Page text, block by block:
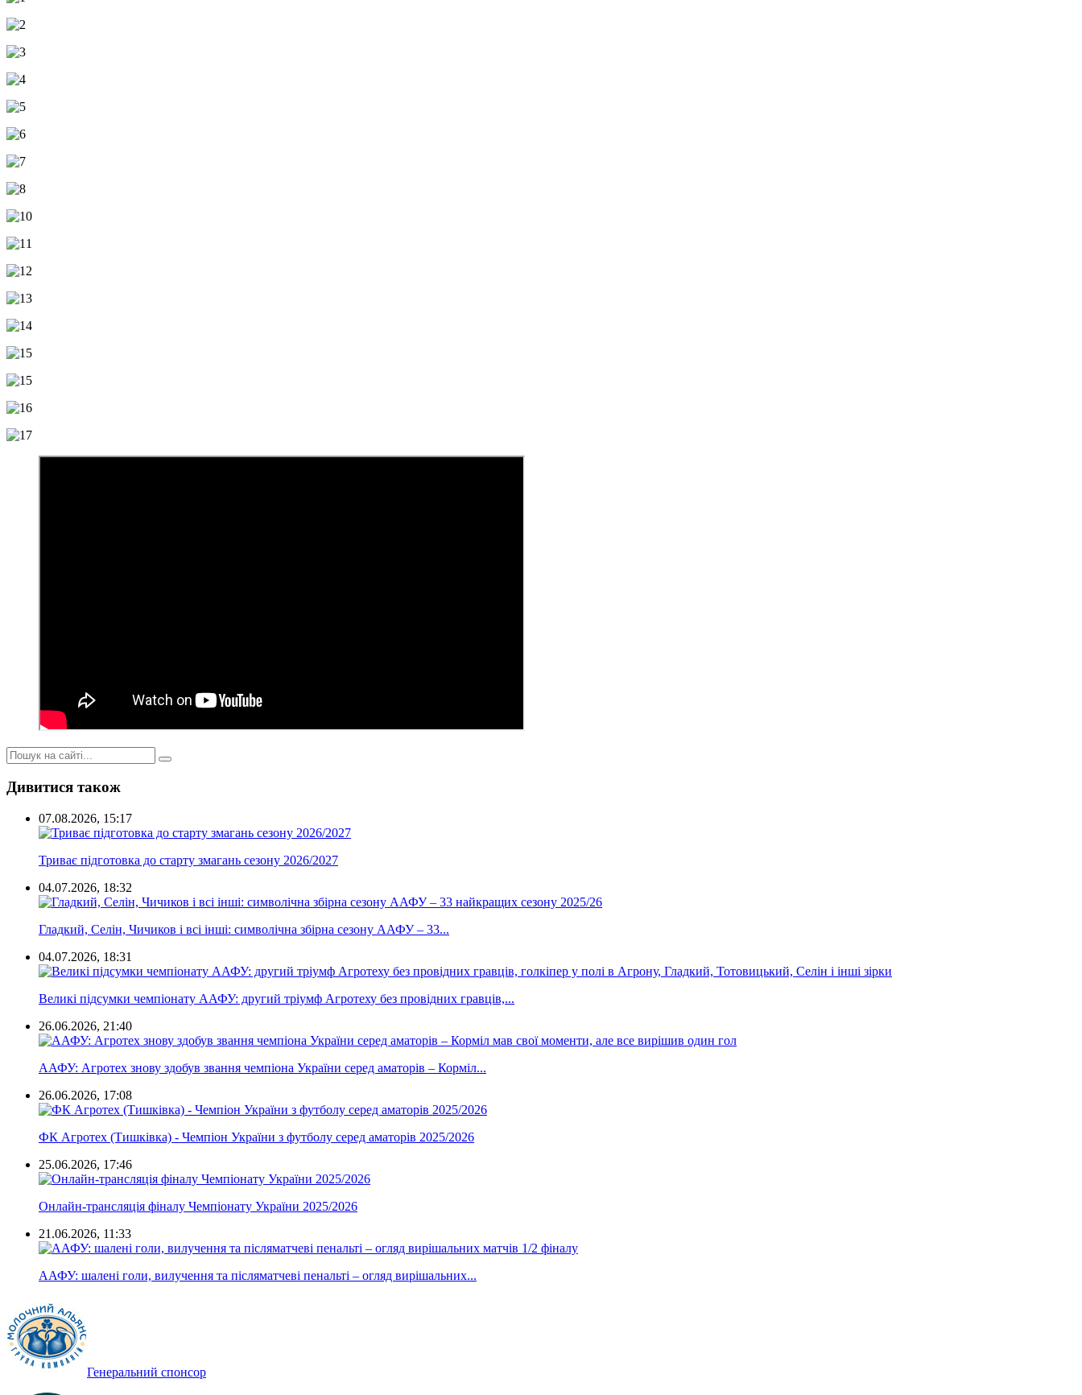
Дивитися також
07.08.2026, 15:17
Триває підготовка до старту змагань сезону 2026/2027
04.07.2026, 18:32
Гладкий, Селін, Чичиков і всі інші: символічна збірна сезону ААФУ – 33...
04.07.2026, 18:31
Великі підсумки чемпіонату ААФУ: другий тріумф Агротеху без провідних гравців,...
26.06.2026, 21:40
ААФУ: Агротех знову здобув звання чемпіона України серед аматорів – Корміл...
26.06.2026, 17:08
ФК Агротех (Тишківка) - Чемпіон України з футболу серед аматорів 2025/2026
25.06.2026, 17:46
Онлайн-трансляція фіналу Чемпіонату України 2025/2026
21.06.2026, 11:33
ААФУ: шалені голи, вилучення та післяматчеві пенальті – огляд вирішальних...
Генеральний спонсор